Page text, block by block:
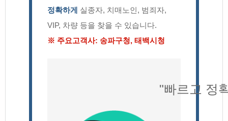
정확하게 실종자, 치매노인, 범죄자,
VIP, 차량 등을 찾을 수 있습니다.
※ 주요고객사: 송파구청, 태백시청
"빠르고 정